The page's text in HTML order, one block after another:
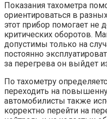
Показания тахометра
ориентироваться в
этот прибор помогает не
критических оборотов.
допустимы только на
постоянно
за перегрева он выйдет
По тахометру
переходить на
автомобилисты также
корректно перейти на